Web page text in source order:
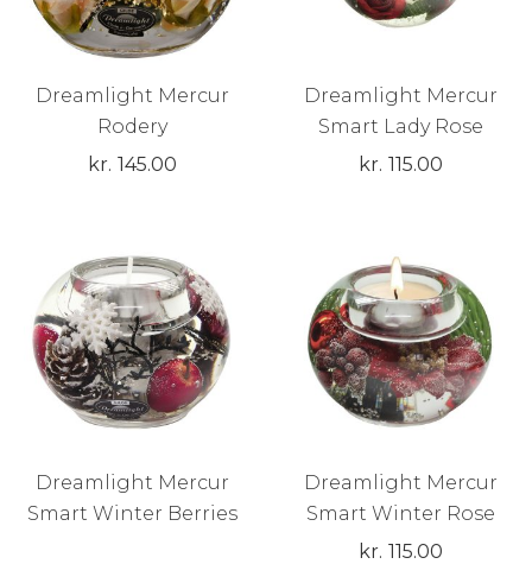
Dreamlight Mercur
Rodery
kr. 145.00
Dreamlight Mercur
Smart Lady Rose
kr. 115.00
Dreamlight Mercur
Smart Winter Berries
Dreamlight Mercur
Smart Winter Rose
kr. 115.00